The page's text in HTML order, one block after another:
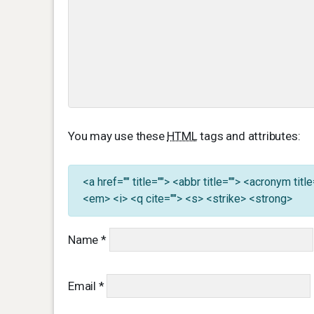
You may use these HTMLtags and attributes:
<a href="" title=""> <abbr title=""> <acronym
<em> <i> <q cite=""> <s> <strike> <strong>
Name *
Email *